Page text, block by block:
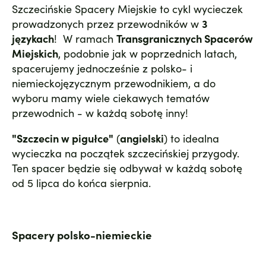
Szczecińskie Spacery Miejskie to cykl wycieczek
prowadzonych przez przewodników w 3
językach! W ramach Transgranicznych Spacerów
Miejskich, podobnie jak w poprzednich latach,
spacerujemy jednocześnie z polsko- i
niemieckojęzycznym przewodnikiem, a do
wyboru mamy wiele ciekawych tematów
przewodnich - w każdą sobotę inny!
"Szczecin w pigułce" (angielski) to idealna
wycieczka na początek szczecińskiej przygody.
Ten spacer będzie się odbywał w każdą sobotę
od 5 lipca do końca sierpnia.
Spacery polsko-niemieckie